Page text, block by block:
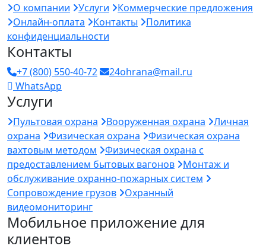
О компании Услуги
Коммерческие предложения
Онлайн-оплата
Контакты
Политика
конфиденциальности
Контакты
+7 (800) 550-40-72
24ohrana@mail.ru
WhatsApp
Услуги
Пультовая охрана Вооруженная охрана
Личная
охрана
Физическая охрана
Физическая охрана
вахтовым методом
Физическая охрана с
предоставлением бытовых вагонов
Монтаж и
обслуживание охранно-пожарных систем
Сопровождение грузов
Охранный
видеомониторинг
Мобильное приложение для
клиентов